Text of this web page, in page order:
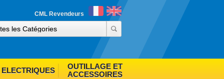
CML Revendeurs
ELECTRIQUES
OUTILLAGE ET
ACCESSOIRES